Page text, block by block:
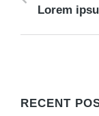
RECENT